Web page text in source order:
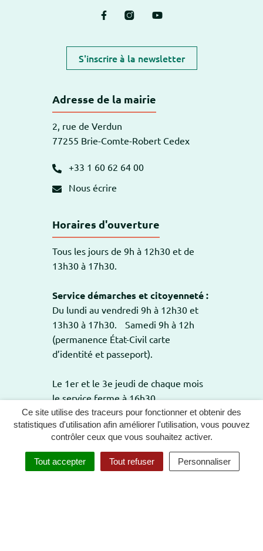
Ce site utilise des traceurs pour fonctionner et obtenir des
statistiques d'utilisation afin améliorer l'utilisation, vous pouvez
contrôler ceux que vous souhaitez activer.
Tout accepter Tout refuser Personnaliser
Lien vers le compte Facebook
Lien vers le compte Instagram
Lien vers la chaîne
S'inscrire à la newsletter
Adresse de la mairie
2, rue de Verdun
77255 Brie-Comte-Robert Cedex
+33 1 60 62 64 00
Nous écrire
Horaires d'ouverture
Tous les jours de 9h à 12h30 et de
13h30 à 17h30.
Service démarches et citoyenneté :
Du lundi au vendredi 9h à 12h30 et
13h30 à 17h30. Samedi 9h à 12h
(permanence État-Civil carte
d’identité et passeport).
Le 1er et le 3e jeudi de chaque mois
le service ferme à 16h30.
GESTION DES COOKIES
PLAN DU SITE
MENTIONS LÉGALES